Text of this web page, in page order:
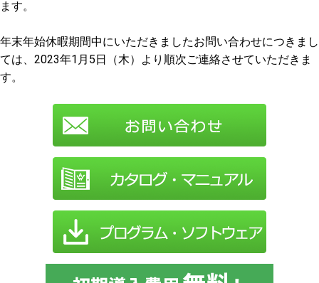
ます。
年末年始休暇期間中にいただきましたお問い合わせにつきまし
ては、 2023年1 月5日（木）
より順次ご連絡させていただきま
す。